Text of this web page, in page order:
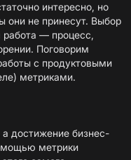
интересно, но
они не принесут. Выбор
работа — процесс,
Поговорим
с продуктовыми
метриками.
достижение бизнес-
метрики